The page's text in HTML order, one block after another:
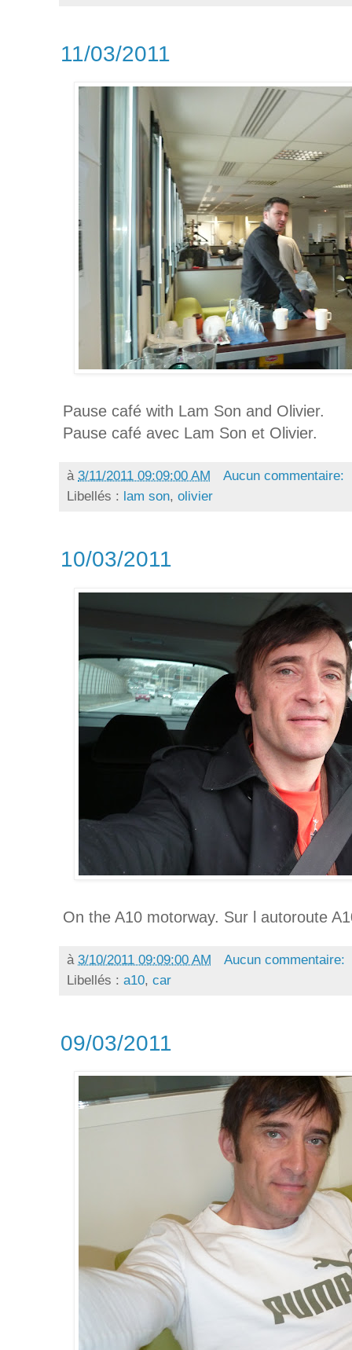
11/03/2011
Pause café with Lam Son and Olivier.
Pause café avec Lam Son et Olivier.
à 3/11/2011 09:09:00 AM
Aucun commentaire:
Libellés : lam son, olivier
10/03/2011
On the A10 motorway. Sur l autoroute
à 3/10/2011 09:09:00 AM
Aucun commentaire:
Libellés : a10, car
09/03/2011